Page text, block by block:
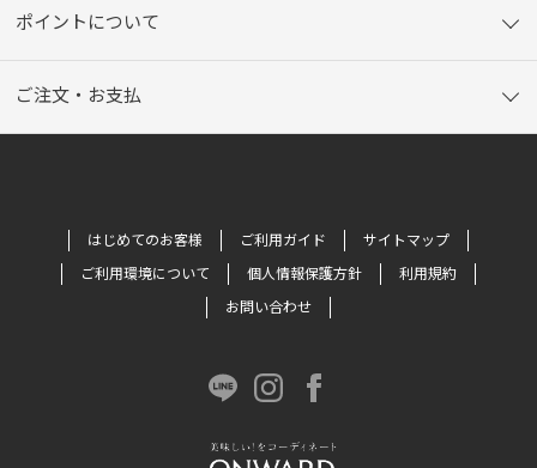
ポイントについて
ご注文・お支払
はじめてのお客様 ご利用ガイド
サイトマップ
ご利用環境について
個人情報保護方針
利用規約
お問い合わせ